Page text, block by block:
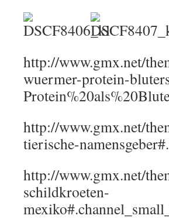
http://www.gmx.net/
wuermer-protein-
http://www.gmx.net/
tierische-
http://www.gmx.net/
schildkroeten-